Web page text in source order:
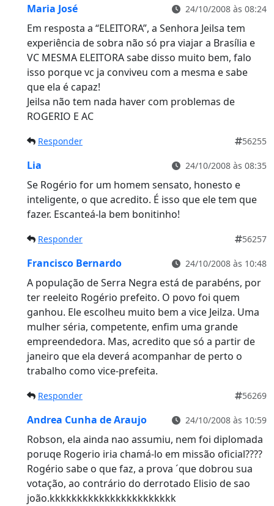
Maria José 24/10/2008 às 08:24
Em resposta a “ELEITORA”, a Senhora Jeilsa tem
experiência de sobra não só pra viajar a Brasília e
VC MESMA ELEITORA sabe disso muito bem, falo
isso porque vc ja conviveu com a mesma e sabe
que ela é capaz!
Jeilsa não tem nada haver com problemas de
ROGERIO E AC
Responder 56255
Lia 24/10/2008 às 08:35
Se Rogério for um homem sensato, honesto e
inteligente, o que acredito. É isso que ele tem que
fazer. Escanteá-la bem bonitinho!
Responder 56257
Francisco Bernardo 24/10/2008 às 10:48
A população de Serra Negra está de parabéns, por
ter reeleito Rogério prefeito. O povo foi quem
ganhou. Ele escolheu muito bem a vice Jeilza. Uma
mulher séria, competente, enfim uma grande
empreendedora. Mas, acredito que só a partir de
janeiro que ela deverá acompanhar de perto o
trabalho como vice-prefeita.
Responder 56269
Andrea Cunha de Araujo 24/10/2008 às 10:59
Robson, ela ainda nao assumiu, nem foi diplomada
poruqe Rogerio iria chamá-lo em missão oficial????
Rogério sabe o que faz, a prova ´que dobrou sua
votação, ao contrário do derrotado Elisio de sao
joão.kkkkkkkkkkkkkkkkkkkkkkk